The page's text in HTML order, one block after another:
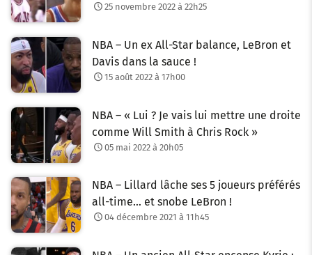
25 novembre 2022 à 22h25
NBA – Un ex All-Star balance, LeBron et
Davis dans la sauce !
15 août 2022 à 17h00
NBA – « Lui ? Je vais lui mettre une droite
comme Will Smith à Chris Rock »
05 mai 2022 à 20h05
NBA – Lillard lâche ses 5 joueurs préférés
all-time… et snobe LeBron !
04 décembre 2021 à 11h45